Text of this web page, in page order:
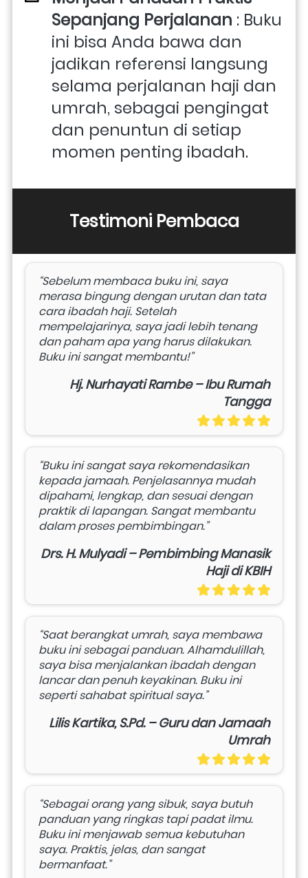
Sepanjang Perjalanan : Buku
ini bisa Anda bawa dan
jadikan referensi langsung
selama perjalanan haji dan
umrah, sebagai pengingat
dan penuntun di setiap
momen penting ibadah.
Testimoni Pembaca
“Sebelum membaca buku ini, saya
merasa bingung dengan urutan dan tata
cara ibadah haji. Setelah
mempelajarinya, saya jadi lebih tenang
dan paham apa yang harus dilakukan.
Buku ini sangat membantu!”
Hj. Nurhayati Rambe – Ibu Rumah
Tangga
“Buku ini sangat saya rekomendasikan
kepada jamaah. Penjelasannya mudah
dipahami, lengkap, dan sesuai dengan
praktik di lapangan. Sangat membantu
dalam proses pembimbingan.”
Drs. H. Mulyadi – Pembimbing Manasik
Haji di KBIH
“Saat berangkat umrah, saya membawa
buku ini sebagai panduan. Alhamdulillah,
saya bisa menjalankan ibadah dengan
lancar dan penuh keyakinan. Buku ini
seperti sahabat spiritual saya.”
Lilis Kartika, S.Pd. – Guru dan Jamaah
Umrah
“Sebagai orang yang sibuk, saya butuh
panduan yang ringkas tapi padat ilmu.
Buku ini menjawab semua kebutuhan
saya. Praktis, jelas, dan sangat
bermanfaat.”